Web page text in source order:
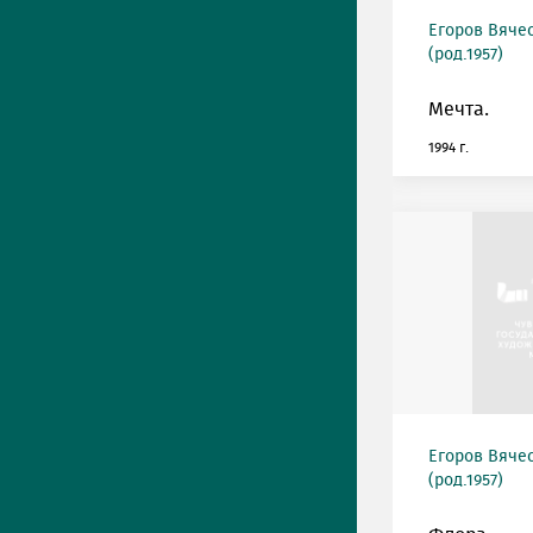
Егоров
(род.1957)
Мечта.
1994 г.
Егоров
(род.1957)